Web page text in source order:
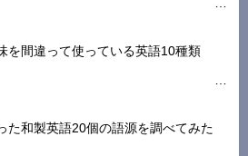
を間違って使っている英語10種類
た和製英語20個の語源を調べてみた